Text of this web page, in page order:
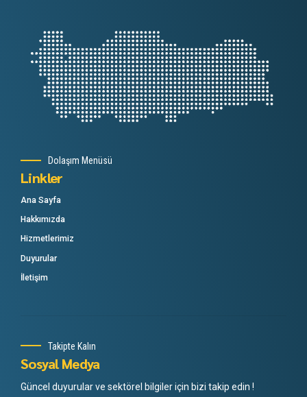
Dolaşım Menüsü
Linkler
Ana Sayfa
Hakkımızda
Hizmetlerimiz
Duyurular
İletişim
Takipte Kalın
Sosyal Medya
Güncel duyurular ve sektörel bilgiler için bizi takip edin !